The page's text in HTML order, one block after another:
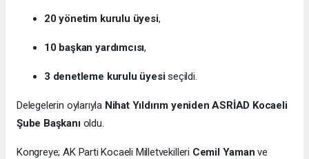
20 yönetim kurulu üyesi,
10 başkan yardımcısı,
3 denetleme kurulu üyesiseçildi.
Delegelerin oylarıyla Nihat Yıldırım yeniden ASRİAD Kocaeli
Şube Başkanıoldu.
Kongreye; AK Parti Kocaeli Milletvekilleri Cemil Yaman ve